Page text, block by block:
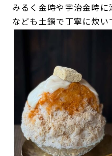
みるく金時や宇治金時
なども土鍋で丁寧に炊い